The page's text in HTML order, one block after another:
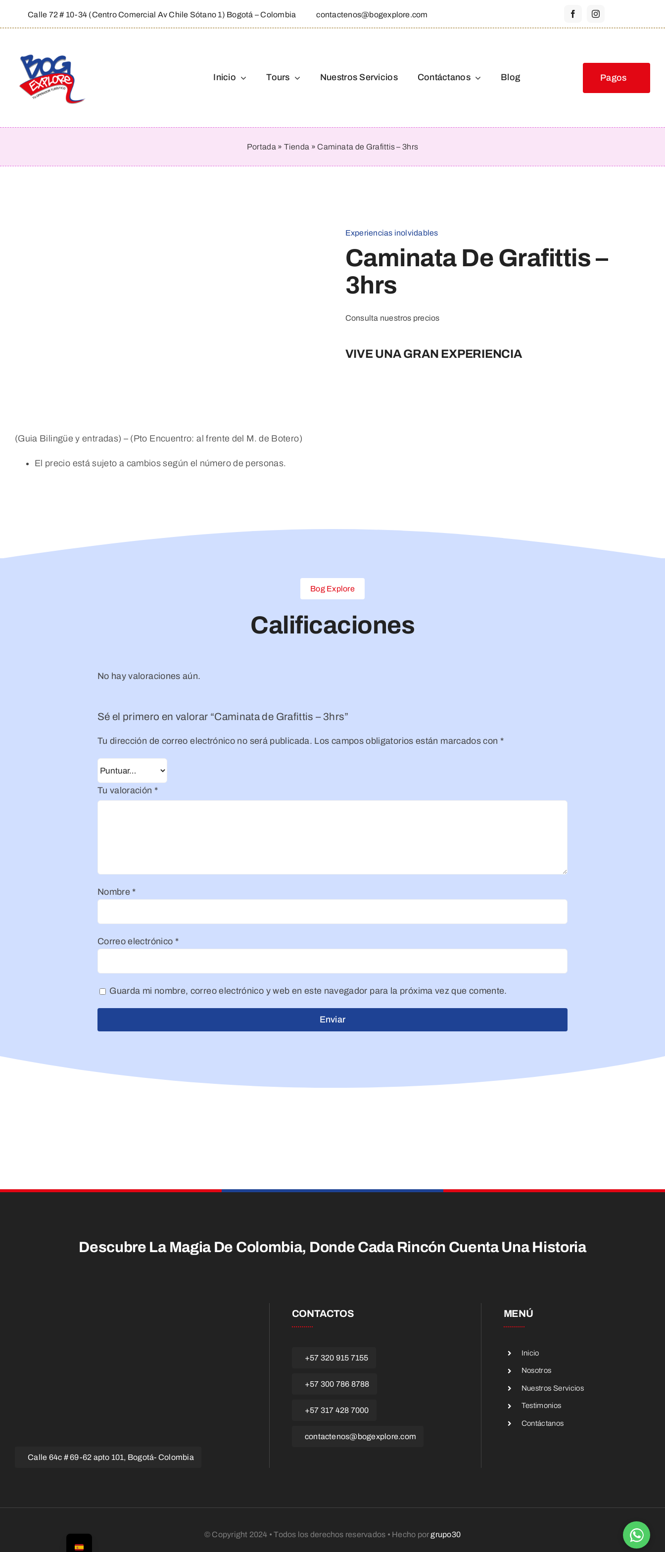
Calle 72 # 10-34 (Centro Comercial Av Chile Sótano 1) Bogotá – Colombia contactenos@bogexplore.com
Inicio Tours Nuestros Servicios Contáctanos Blog Pagos
Portada »Tienda »Caminata de Grafittis – 3hrs
Experiencias inolvidables
Caminata De Grafittis –
3hrs
Consulta nuestros precios
VIVE UNA GRAN EXPERIENCIA
(Guia Bilingüe y entradas) – (Pto Encuentro: al frente del M. de Botero)
El precio está sujeto a cambios según el número de personas.
Bog Explore
Calificaciones
No hay valoraciones aún.
Sé el primero en valorar “Caminata de Grafittis – 3hrs”
Tu dirección de correo electrónico no será publicada. Los campos obligatorios están marcados con *
Tu valoración *
Nombre *
Correo electrónico *
Guarda mi nombre, correo electrónico y web en este navegador para la próxima vez que comente.
Descubre La Magia De Colombia, Donde Cada Rincón Cuenta Una Historia
Calle 64c # 69-62 apto 101, Bogotá- Colombia
CONTACTOS
+57 320 915 7155
+57 300 786 8788
+57 317 428 7000
contactenos@bogexplore.com
MENÚ
Inicio
Nosotros
Nuestros Servicios
Testimonios
Contáctanos
© Copyright 2024 • Todos los derechos reservados • Hecho porgrupo30